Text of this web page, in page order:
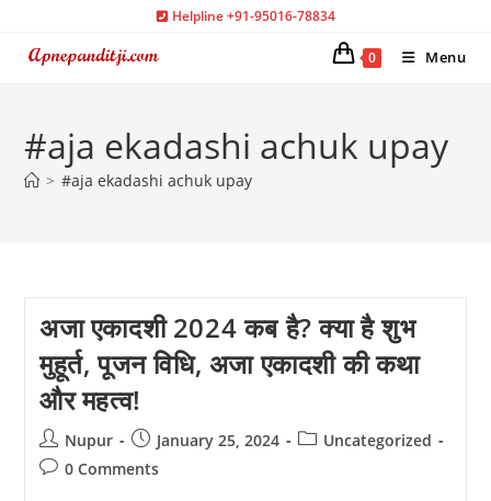
content
Helpline +91-95016-78834
0 Menu
#aja ekadashi achuk upay
> #aja ekadashi achuk upay
अजा एकादशी 2024 कब है? क्या है शुभ
मुहूर्त, पूजन विधि, अजा एकादशी की कथा
और महत्व!
Post
author:
Nupur
Post
published:
January 25, 2024
PostUncategorized
Post0 Comments